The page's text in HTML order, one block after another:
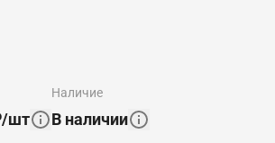
/шт
наличие
В наличии